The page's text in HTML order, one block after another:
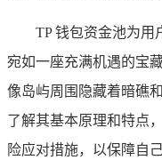
TP 钱包资金池为用
宛如一座充满机遇的宝
像岛屿周围隐藏着暗礁
了解其基本原理和特点
险应对措施，以保障自